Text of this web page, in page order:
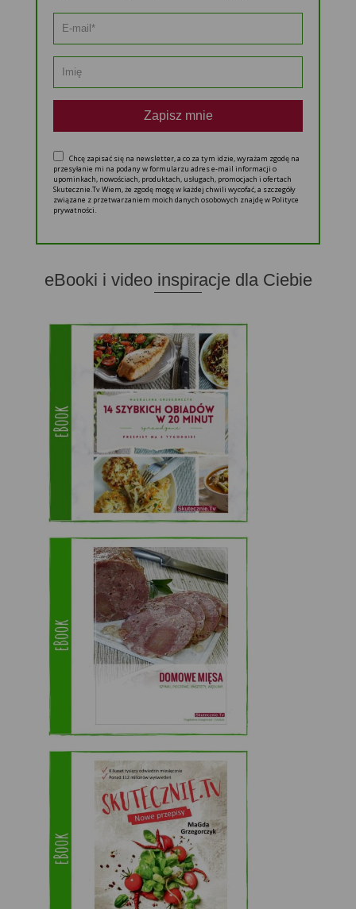
Zapisz mnie
Chcę zapisać się na newsletter, a co za tym idzie, wyrażam zgodę na
przesyłanie mi na podany w formularzu adres e-mail informacji o
upominkach, nowościach, produktach, usługach, promocjach i ofertach
Skutecznie.Tv Wiem, że zgodę mogę w każdej chwili wycofać, a szczegóły
związane z przetwarzaniem moich danych osobowych znajdę w Polityce
prywatności.
eBooki i video inspiracje dla Ciebie